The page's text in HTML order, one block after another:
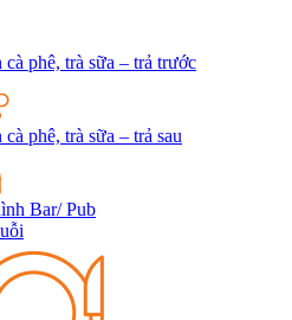
cà phê, trà sữa – trả trước
cà phê, trà sữa – trả sau
Bar/ Pub